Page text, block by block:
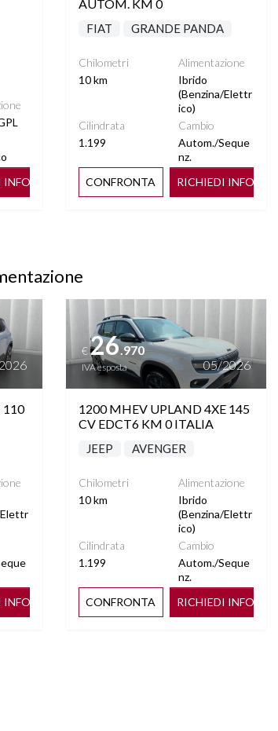
INFO
AUTOM. KM 0
FIAT GRANDE PANDA
Chilometri
10 km
Alimentazione
Ibrido
(Benzina/Elettr
ico)
Cilindrata
1.199
Cambio
Autom./Seque
nz.
CONFRONTA
RICHIEDI INFO
110
INFO
Vedi dettagli
€26.970
IVA esposta 05/2026
1200 MHEV UPLAND 4XE 145
CV EDCT6 KM 0 ITALIA
JEEP AVENGER
Chilometri
10 km
Alimentazione
Ibrido
(Benzina/Elettr
ico)
Cilindrata
1.199
Cambio
Autom./Seque
nz.
CONFRONTA
RICHIEDI INFO